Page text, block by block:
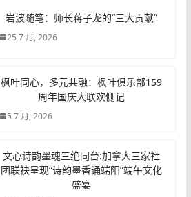
岩波随笔：师长蒋子龙的“三大贡献”
25 7 月, 2026
枫叶同心，多元共融：枫叶俱乐部159
周年国庆大联欢侧记
5 7 月, 2026
文心诗韵墨魂三绝同台:加拿大三家社
团联袂呈现“诗韵墨香诵端阳”端午文化
盛宴